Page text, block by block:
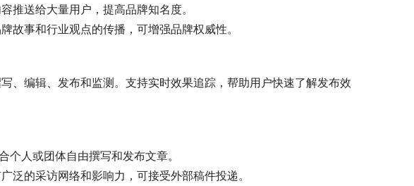
推送给大量用户，提高品牌知名度。
故事和行业观点的传播，可增强品牌权威性。
个人或团体自由撰写和发布文章。
泛的采访网络和影响力，可接受外部稿件投递。